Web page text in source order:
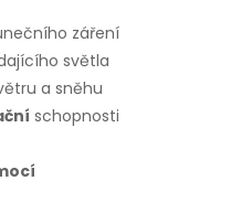
záření
světla
a sněhu
schopnosti